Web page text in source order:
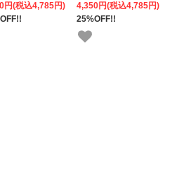
円(税込4,785円)
4,350円(税込4,785円)
25%OFF!!